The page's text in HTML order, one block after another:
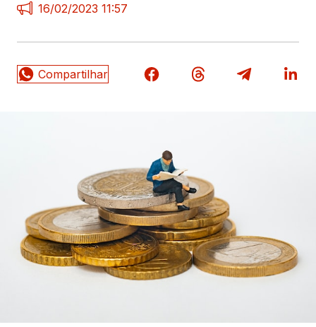
16/02/2023 11:57